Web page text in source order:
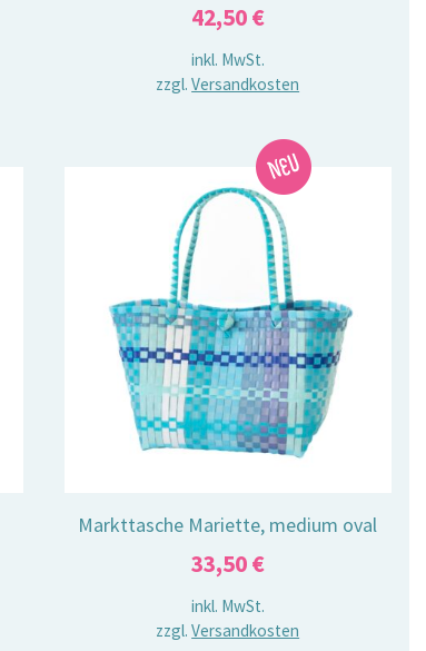
42,50€
inkl. MwSt.
zzgl.Versandkosten
Markttasche Mariette, medium oval
33,50€
inkl. MwSt.
zzgl.Versandkosten